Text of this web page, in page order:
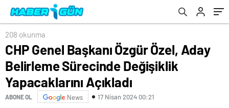
Yapacaklarını Açıkladı
208 okunma
CHP Genel Başkanı Özgür Özel, Aday
Belirleme Sürecinde Değişiklik
Yapacaklarını Açıkladı
ABONE OL News 17 Nisan 2024 00:21